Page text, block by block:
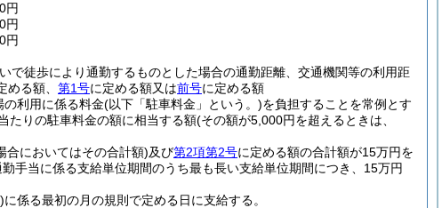
円
円
円
徒歩により通勤するものとした場合の通勤距離、交通機関等の利用距
める額、 第1号に定める額又は前号に定める額
利用に係る料金(以下「駐車料金」という。)を負担することを常例とす
たりの駐車料金の額に相当する額(その額が5,000円を超えるときは、
合においてはその合計額)及び第2項第2号に定める額の合計額が15万円を
手当に係る支給単位期間のうち最も長い支給単位期間につき、15万円
に係る最初の月の規則で定める日に支給する。